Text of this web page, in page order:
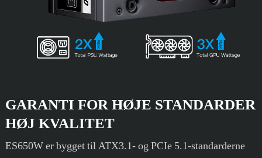
GARANTI FOR HØJE STANDARDER
HØJ KVALITET
ES650W er bygget til ATX3.1- og PCIe 5.1-standarderne